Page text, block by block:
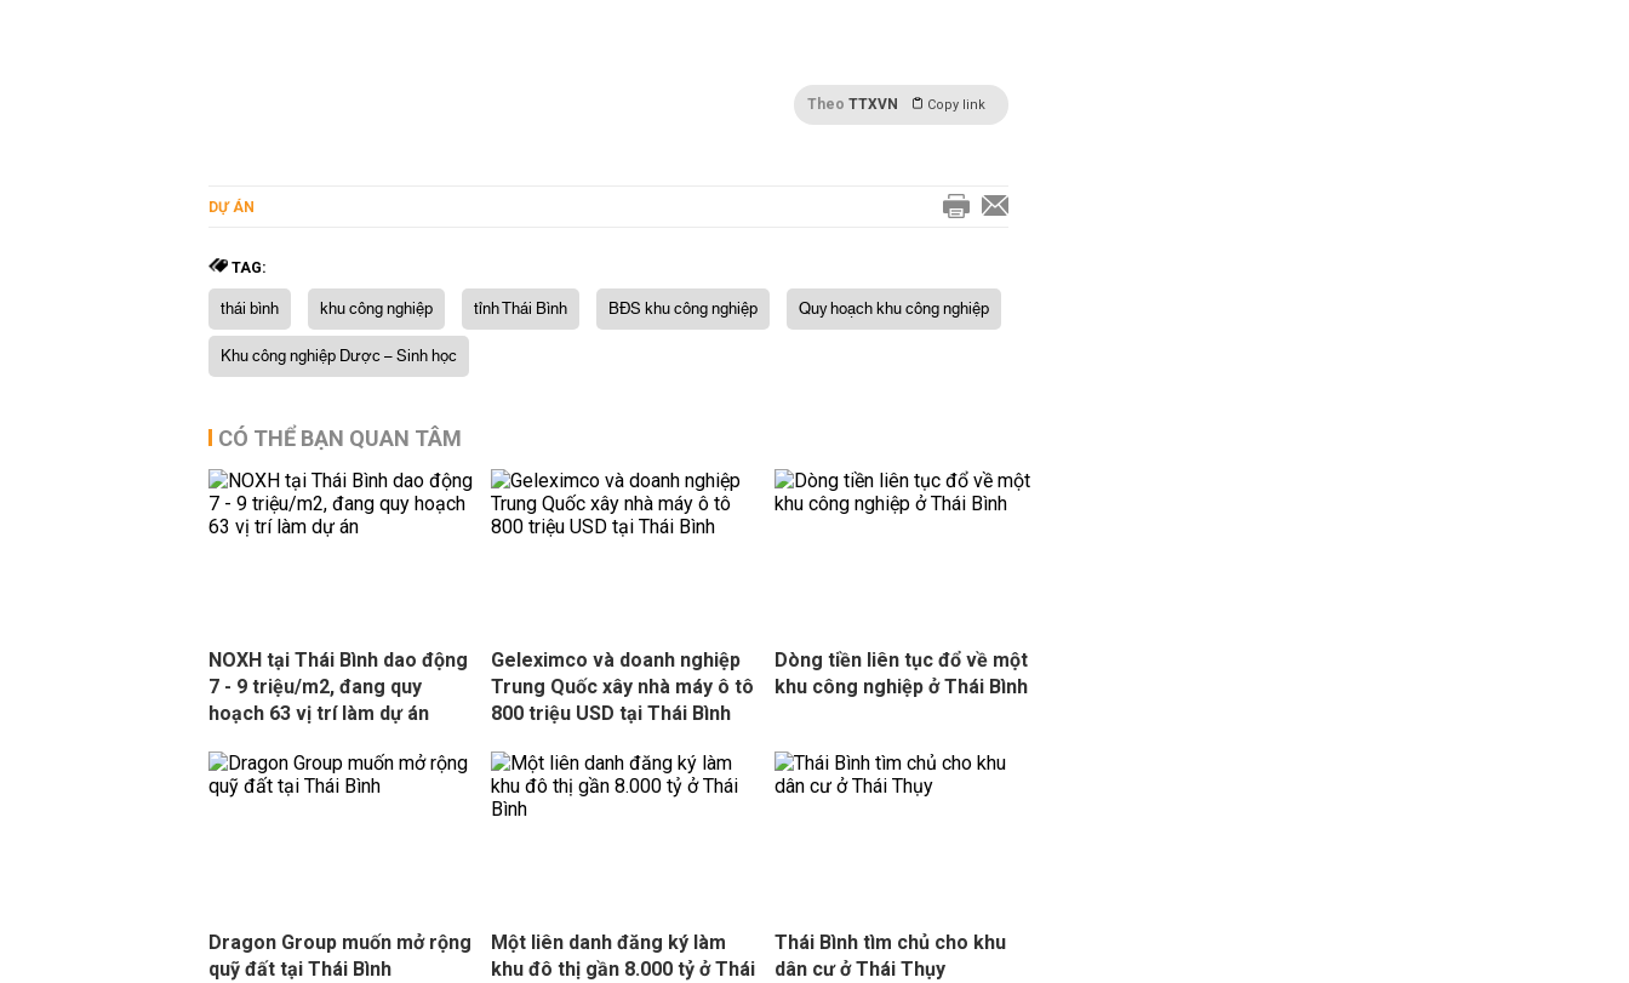
Theo TTXVN Copy link
DỰ ÁN
TAG:
thái bình khu công nghiệp tỉnh Thái Bình BĐS khu công nghiệp
Quy hoạch khu công nghiệp
Khu công nghiệp Dược – Sinh học
CÓ THỂ BẠN QUAN TÂM
NOXH tại Thái Bình dao động
7 - 9 triệu/m2, đang quy
hoạch 63 vị trí làm dự án
Geleximco và doanh nghiệp
Trung Quốc xây nhà máy ô tô
800 triệu USD tại Thái Bình
Dòng tiền liên tục đổ về một
khu công nghiệp ở Thái Bình
Dragon Group muốn mở rộng
quỹ đất tại Thái Bình
Một liên danh đăng ký làm
khu đô thị gần 8.000 tỷ ở Thái
Thái Bình tìm chủ cho khu
dân cư ở Thái Thụy